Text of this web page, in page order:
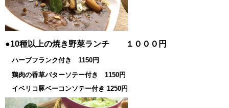
●10種以上の焼き野菜ランチ １０００円
ハーブフランク付き 1150円
鶏肉の香草バターソテー付き 1150円
イベリコ豚ベーコンソテー付き 1250円